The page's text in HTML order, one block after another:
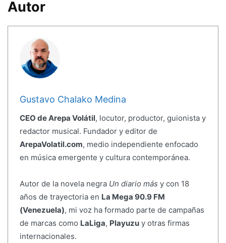
Autor
Gustavo Chalako Medina
CEO de Arepa Volátil, locutor, productor, guionista y
redactor musical. Fundador y editor de
ArepaVolatil.com, medio independiente enfocado
en música emergente y cultura contemporánea.
Autor de la novela negra Un diario más y con 18
años de trayectoria en La Mega 90.9 FM
(Venezuela), mi voz ha formado parte de campañas
de marcas como LaLiga, Playuzuy otras firmas
internacionales.